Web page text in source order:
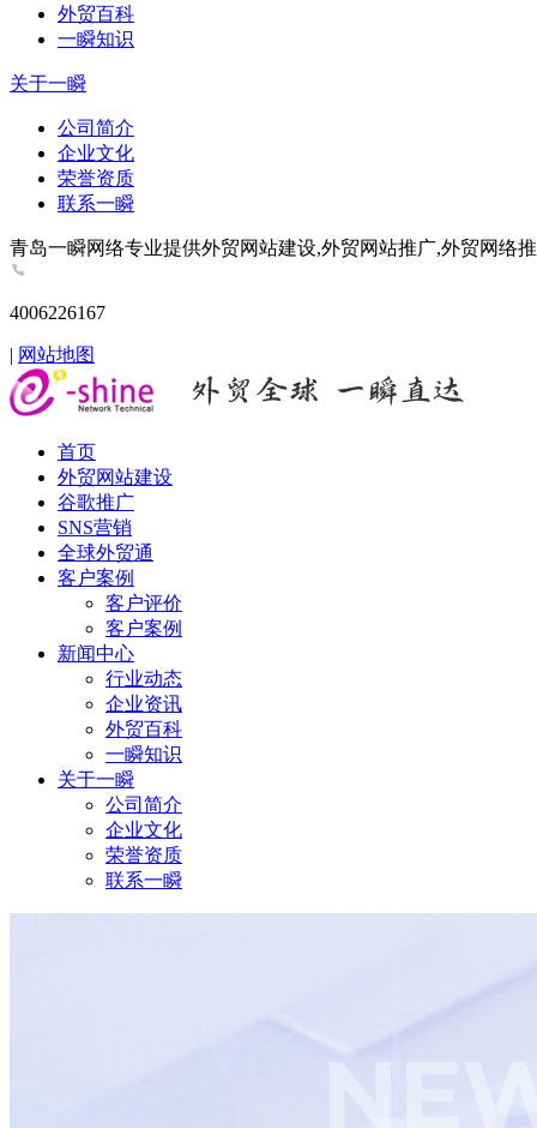
外贸百科
一瞬知识
关于一瞬
公司简介
企业文化
荣誉资质
联系一瞬
青岛一瞬网络专业提供外贸网站建设,外贸网站推广,外贸网络
4006226167
| 网站地图
首页
外贸网站建设
谷歌推广
SNS营销
全球外贸通
客户案例
客户评价
客户案例
新闻中心
行业动态
企业资讯
外贸百科
一瞬知识
关于一瞬
公司简介
企业文化
荣誉资质
联系一瞬